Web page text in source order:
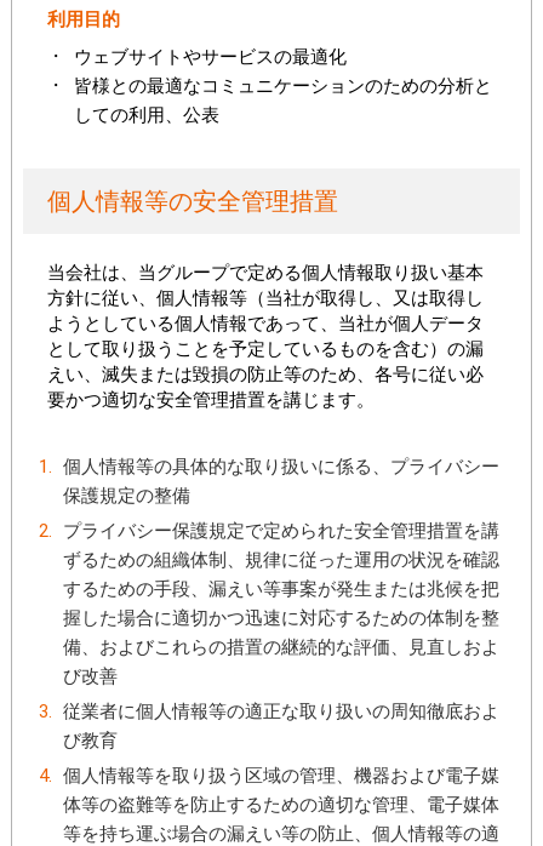
利用目的
ウェブサイトやサービスの最適化
皆様との最適なコミュニケーションのための分析と
しての利用、公表
個人情報等の安全管理措置
当会社は、当グループで定める個人情報取り扱い基本
方針に従い、個人情報等（当社が取得し、又は取得し
ようとしている個人情報であって、当社が個人データ
として取り扱うことを予定しているものを含む）の漏
えい、滅失または毀損の防止等のため、各号に従い必
要かつ適切な安全管理措置を講じます。
個人情報等の具体的な取り扱いに係る、プライバシー
保護規定の整備
プライバシー保護規定で定められた安全管理措置を講
ずるための組織体制、規律に従った運用の状況を確認
するための手段、漏えい等事案が発生または兆候を把
握した場合に適切かつ迅速に対応するための体制を整
備、およびこれらの措置の継続的な評価、見直しおよ
び改善
従業者に個人情報等の適正な取り扱いの周知徹底およ
び教育
個人情報等を取り扱う区域の管理、機器および電子媒
体等の盗難等を防止するための適切な管理、電子媒体
等を持ち運ぶ場合の漏えい等の防止、個人情報等の適